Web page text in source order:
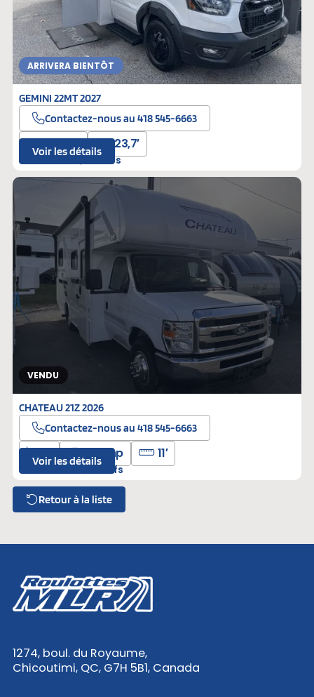
ARRIVERA BIENTÔT
GEMINI 22MT 2027
Contactez-nous au 418 545-6663
310 hp 23,7′
T-000100 Neufs
Voir les détails
VENDU
CHATEAU 21Z 2026
Contactez-nous au 418 545-6663
6 325 hp 11′
T-D08734 Neufs
Voir les détails
Retour à la liste
1274, boul. du Royaume,
Chicoutimi, QC, G7H 5B1, Canada